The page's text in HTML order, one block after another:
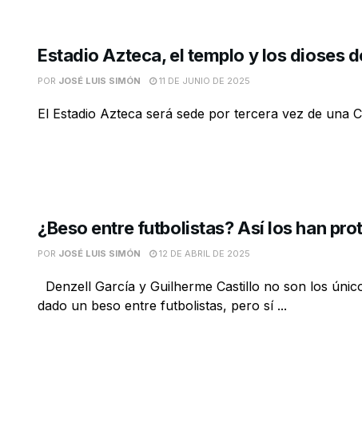
Estadio Azteca, el templo y los dioses
POR JOSÉ LUIS SIMÓN 11 DE JUNIO DE 2025
El Estadio Azteca será sede por tercera vez de una
¿Beso entre futbolistas? Así los han
POR JOSÉ LUIS SIMÓN 12 DE ABRIL DE 2025
Denzell García y Guilherme Castillo no son los
dado un beso entre futbolistas, pero sí ...